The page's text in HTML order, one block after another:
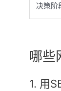
决策阶
哪些
1. 用